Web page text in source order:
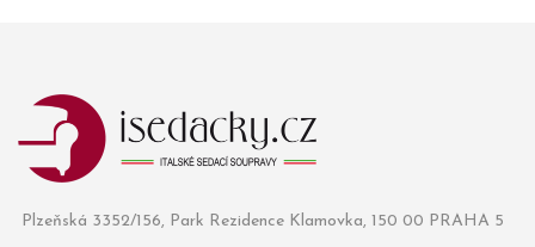
Plzeňská 3352/156, Park Rezidence Klamovka, 150 00 PRAHA 5